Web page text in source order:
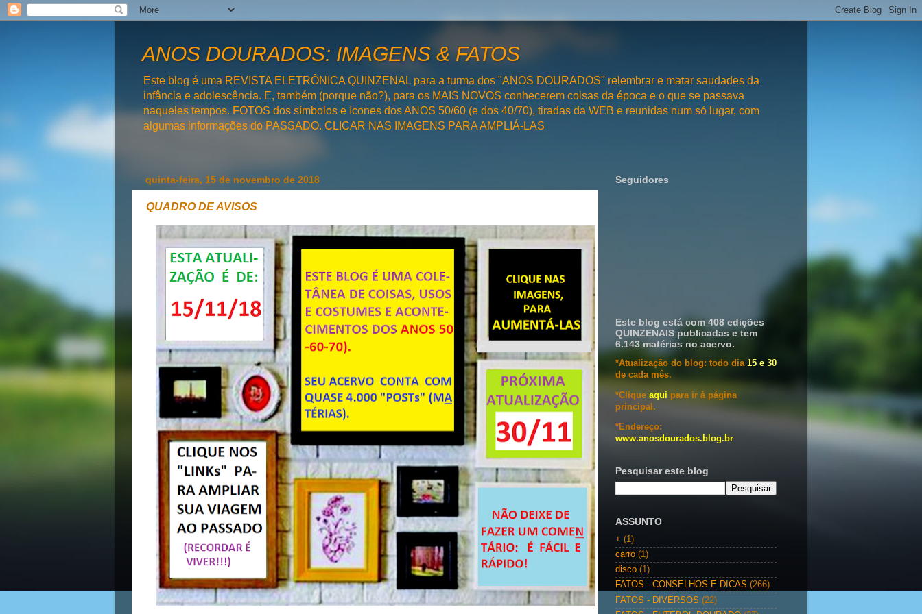
ANOS DOURADOS: IMAGENS & FATOS
Este blog é uma REVISTA ELETRÔNICA QUINZENAL para a turma dos "ANOS DOURADOS" relembrar e matar saudades da
infância e adolescência. E, também (porque não?), para os MAIS NOVOS conhecerem coisas da época e o que se passava
naqueles tempos. FOTOS dos símbolos e ícones dos ANOS 50/60 (e dos 40/70), tiradas da WEB e reunidas num só lugar, com
algumas informações do PASSADO. CLICAR NAS IMAGENS PARA AMPLIÁ-LAS
quinta-feira, 15 de novembro de 2018
QUADRO DE AVISOS
Seguidores
Este blog está com 408 edições
QUINZENAIS publicadas e tem
6.143 matérias no acervo.
*Atualização do blog: todo dia 15 e 30
de cada mês.
*Clique aqui para ir à página
principal.
*Endereço:
www.anosdourados.blog.br
Pesquisar este blog
ASSUNTO
+ (1)
carro (1)
disco (1)
FATOS - CONSELHOS E DICAS (266)
FATOS - DIVERSOS (22)